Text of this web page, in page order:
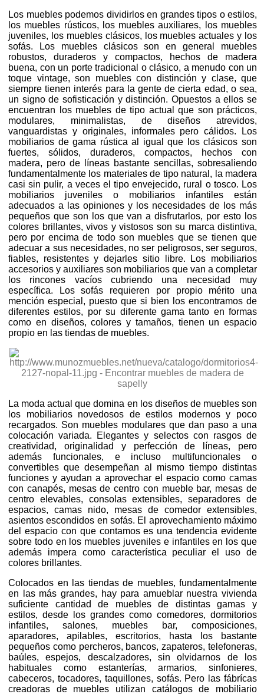
Los muebles podemos dividirlos en grandes tipos o estilos,
los muebles rústicos, los muebles auxiliares, los muebles
juveniles, los muebles clásicos, los muebles actuales y los
sofás. Los muebles clásicos son en general muebles
robustos, duraderos y compactos, hechos de madera
buena, con un porte tradicional o clásico, a menudo con un
toque vintage, son muebles con distinción y clase, que
siempre tienen interés para la gente de cierta edad, o sea,
un signo de sofisticación y distinción. Opuestos a ellos se
encuentran los muebles de tipo actual que son prácticos,
modulares, minimalistas, de diseños atrevidos,
vanguardistas y originales, informales pero cálidos. Los
mobiliarios de gama rústica al igual que los clásicos son
fuertes, sólidos, duraderos, compactos, hechos con
madera, pero de líneas bastante sencillas, sobresaliendo
fundamentalmente los materiales de tipo natural, la madera
casi sin pulir, a veces el tipo envejecido, rural o tosco. Los
mobiliarios juveniles o mobiliarios infantiles están
adecuados a las opiniones y los necesidades de los más
pequeños que son los que van a disfrutarlos, por esto los
colores brillantes, vivos y vistosos son su marca distintiva,
pero por encima de todo son muebles que se tienen que
adecuar a sus necesidades, no ser peligrosos, ser seguros,
fiables, resistentes y dejarles sitio libre. Los mobiliarios
accesorios y auxiliares son mobiliarios que van a completar
los rincones vacíos cubriendo una necesidad muy
específica. Los sofás requieren por propio mérito una
mención especial, puesto que si bien los encontramos de
diferentes estilos, por su diferente gama tanto en formas
como en diseños, colores y tamaños, tienen un espacio
propio en las tiendas de muebles.
La moda actual que domina en los diseños de muebles son
los mobiliarios novedosos de estilos modernos y poco
recargados. Son muebles modulares que dan paso a una
colocación variada. Elegantes y selectos con rasgos de
creatividad, originalidad y perfección de líneas, pero
además funcionales, e incluso multifuncionales o
convertibles que desempeñan al mismo tiempo distintas
funciones y ayudan a aprovechar el espacio como camas
con canapés, mesas de centro con mueble bar, mesas de
centro elevables, consolas extensibles, separadores de
espacios, camas nido, mesas de comedor extensibles,
asientos escondidos en sofás. El aprovechamiento máximo
del espacio con que contamos es una tendencia evidente
sobre todo en los muebles juveniles e infantiles en los que
además impera como característica peculiar el uso de
colores brillantes.
Colocados en las tiendas de muebles, fundamentalmente
en las más grandes, hay para amueblar nuestra vivienda
suficiente cantidad de muebles de distintas gamas y
estilos, desde los grandes como comedores, dormitorios
infantiles, salones, muebles bar, composiciones,
aparadores, apilables, escritorios, hasta los bastante
pequeños como percheros, bancos, zapateros, telefoneras,
baúles, espejos, descalzadores, sin olvidarnos de los
habituales como estanterías, armarios, sinfonieres,
cabeceros, tocadores, taquillones, sofás. Pero las fábrícas
creadoras de muebles utilizan catálogos de mobiliario